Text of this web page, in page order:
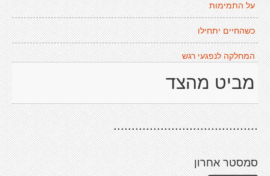
על התמימות
כשהחיים יתחילו
המחלקה לנפגעי רגש
מביט מהצד
........................................
סמסטר אחרון